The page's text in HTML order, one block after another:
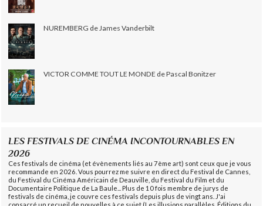
NUREMBERG de James Vanderbilt
VICTOR COMME TOUT LE MONDE de Pascal Bonitzer
LES FESTIVALS DE CINÉMA INCONTOURNABLES EN
2026
Ces festivals de cinéma (et évènements liés au 7ème art) sont ceux que je vous
recommande en 2026. Vous pourrez me suivre en direct du Festival de Cannes,
du Festival du Cinéma Américain de Deauville, du Festival du Film et du
Documentaire Politique de La Baule... Plus de 10 fois membre de jurys de
festivals de cinéma, je couvre ces festivals depuis plus de vingt ans. J'ai
consacré un recueil de nouvelles à ce sujet (Les illusions parallèles, Éditions du